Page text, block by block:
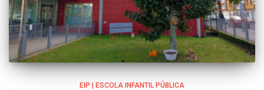
EIP | ESCOLA INFANTIL PÚBLICA